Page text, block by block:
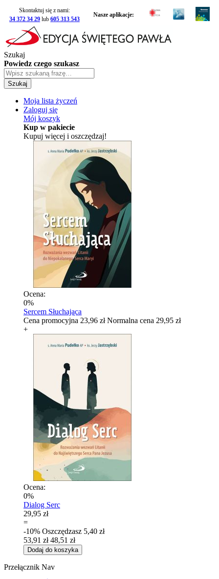
Skontaktuj się z nami:
34 372 34 29 lub 605 313 543
Nasze aplikacje:
Szukaj
Powiedz czego szukasz
Szukaj
Moja lista życzeń
Zaloguj się
Mój koszyk
Kup w pakiecie
Kupuj więcej i oszczędzaj!
Ocena:
0%
Sercem Słuchająca
Cena promocyjna 23,96 zł Normalna cena 29,95 zł
+
Ocena:
0%
Dialog Serc
29,95 zł
=
-10% Oszczędzasz 5,40 zł
53,91 zł 48,51 zł
Dodaj do koszyka
Przełącznik Nav